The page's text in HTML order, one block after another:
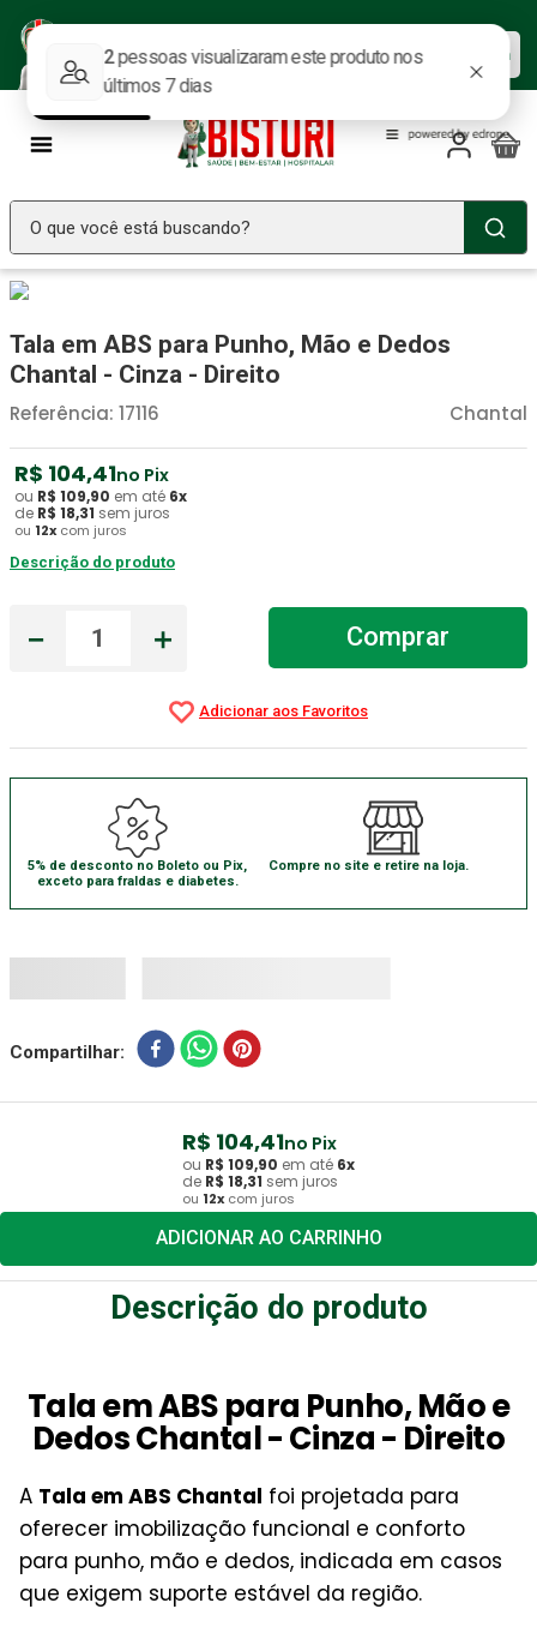
ofertas.
Baixar agora
O que você está buscando?
Tala em ABS para Punho, Mão e Dedos
Chantal - Cinza - Direito
Chantal
Referência: 17116
R$ 104,41no Pix
ou R$ 109,90 em até 6x
de R$ 18,31 sem juros
ou 12x com juros
Descrição do produto
＋
－ Comprar
5% de desconto no Boleto ou Pix,
exceto para fraldas e diabetes.
Compre no site e retire na loja.
Compartilhar
R$ 104,41no Pix
ou R$ 109,90 em até 6x
de R$ 18,31 sem juros
ou 12x com juros
ADICIONAR AO CARRINHO
Descrição do produto
Tala em ABS para Punho, Mão e
Dedos Chantal - Cinza - Direito
A Tala em ABS Chantal foi projetada para
oferecer imobilização funcional e conforto
para punho, mão e dedos, indicada em casos
que exigem suporte estável da região.
2º Fralda Geriatrica
3º Luva Latex
4º Estetoscopio Littmann
5 º Littmann
6º Absorvente Geriatrico
7º Gaze Esteril